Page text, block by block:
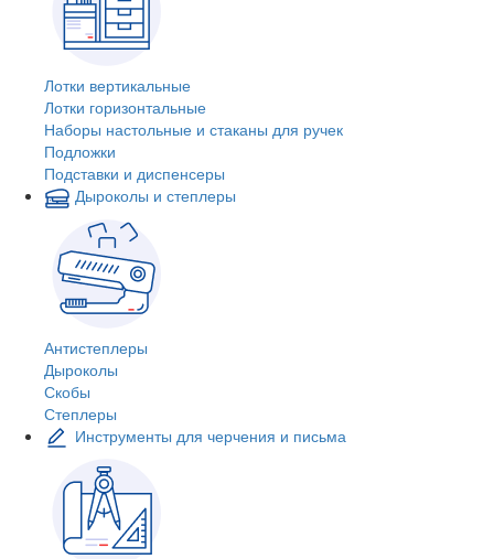
Лотки вертикальные
Лотки горизонтальные
Наборы настольные и стаканы для ручек
Подложки
Подставки и диспенсеры
Дыроколы и степлеры
Антистеплеры
Дыроколы
Скобы
Степлеры
Инструменты для черчения и письма